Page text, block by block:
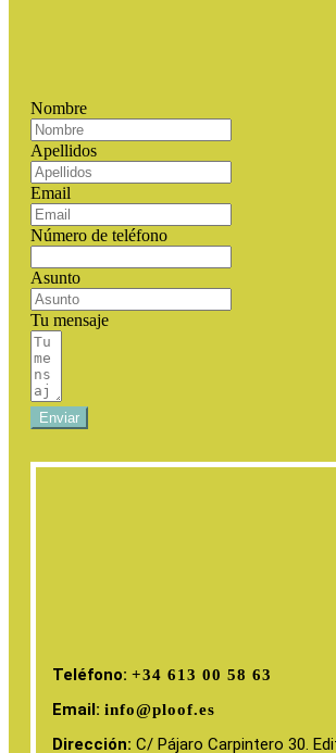
Nombre
Apellidos
Email
Número de teléfono
Asunto
Tu mensaje
Enviar
Teléfono: +34 613 00 58 63
Email: info@ploof.es
Dirección: C/ Pájaro Carpintero 30.